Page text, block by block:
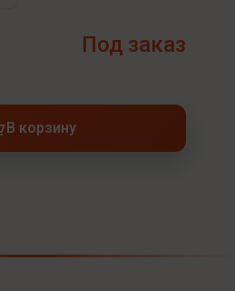
Под заказ
В корзину